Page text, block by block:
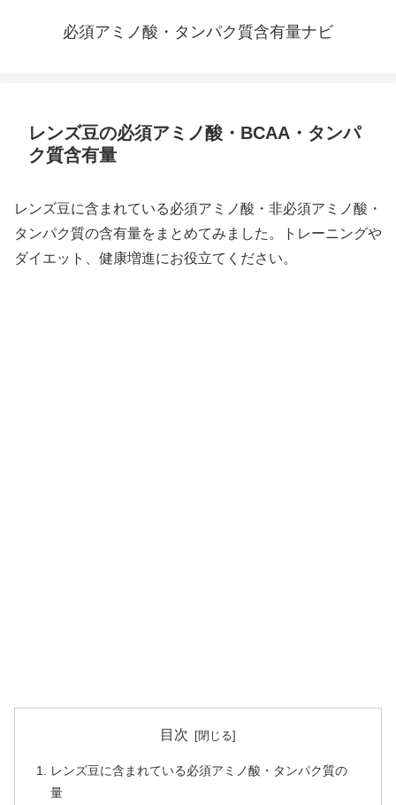
必須アミノ酸・タンパク質含有量ナビ
レンズ豆の必須アミノ酸・BCAA・タンパ
ク質含有量
レンズ豆に含まれている必須アミノ酸・非必須アミノ酸・
タンパク質の含有量をまとめてみました。トレーニングや
ダイエット、健康増進にお役立てください。
目次
レンズ豆に含まれている必須アミノ酸・タンパク質の
量